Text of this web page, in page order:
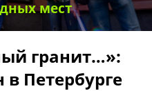
мест
гранит…»:
Петербурге